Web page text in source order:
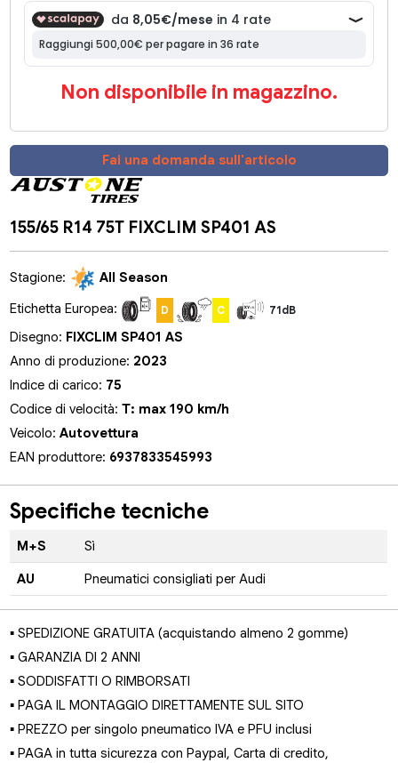
Non disponibile in magazzino.
Fai una domanda sull'articolo
155/65 R14 75T FIXCLIM SP401 AS
Stagione:
All Season
Etichetta Europea:
D C 71dB
Disegno: FIXCLIM SP401 AS
Anno di produzione: 2023
Indice di carico: 75
Codice di velocità:T: max 190 km/h
Veicolo:Autovettura
EAN produttore: 6937833545993
Specifiche tecniche
M+S Sì
AU Pneumatici consigliati per Audi
▪ SPEDIZIONE GRATUITA (acquistando almeno 2 gomme)
▪ GARANZIA DI 2 ANNI
▪ SODDISFATTI O RIMBORSATI
▪ PAGA IL MONTAGGIO DIRETTAMENTE SUL SITO
▪ PREZZO per singolo pneumatico IVA e PFU inclusi
▪ PAGA in tutta sicurezza con Paypal, Carta di credito,